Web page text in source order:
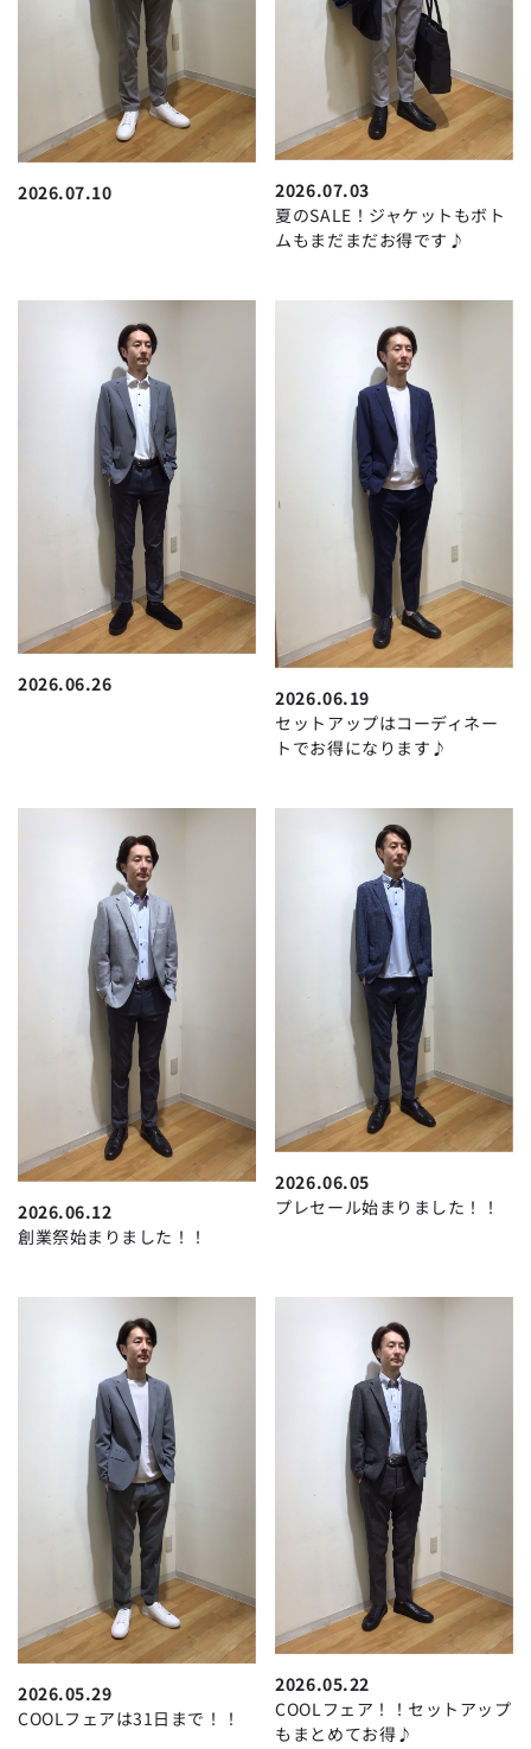
2026.07.10
2026.07.03
夏のSALE！ジャケットもボト
ムもまだまだお得です♪
2026.06.26
2026.06.19
セットアップはコーディネー
トでお得になります♪
2026.06.12
創業祭始まりました！！
2026.06.05
プレセール始まりました！！
2026.05.29
COOLフェアは31日まで！！
2026.05.22
COOLフェア！！セットアップ
もまとめてお得♪